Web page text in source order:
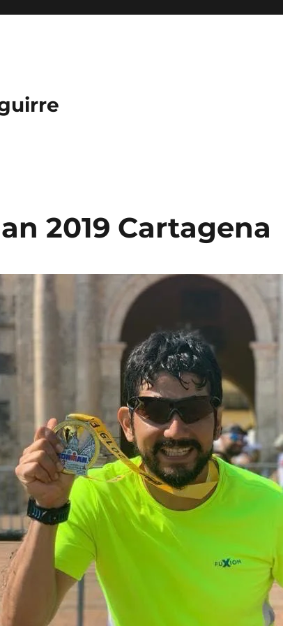
2019 Cartagena